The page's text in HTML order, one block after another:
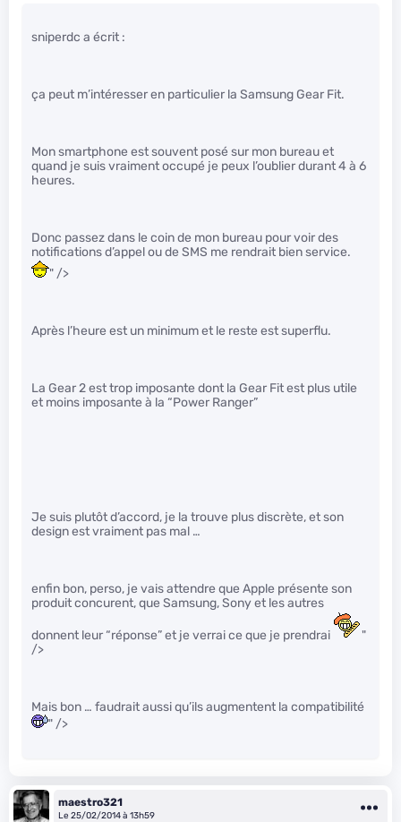
sniperdc a écrit :
ça peut m’intéresser en particulier la Samsung Gear Fit.
Mon smartphone est souvent posé sur mon bureau et
quand je suis vraiment occupé je peux l’oublier durant 4 à 6
heures.
Donc passez dans le coin de mon bureau pour voir des
notifications d’appel ou de SMS me rendrait bien service.
" />
Après l’heure est un minimum et le reste est superflu.
La Gear 2 est trop imposante dont la Gear Fit est plus utile
et moins imposante à la “Power Ranger”
Je suis plutôt d’accord, je la trouve plus discrète, et son
design est vraiment pas mal …
enfin bon, perso, je vais attendre que Apple présente son
produit concurent, que Samsung, Sony et les autres
donnent leur “réponse” et je verrai ce que je prendrai
"
/>
Mais bon … faudrait aussi qu’ils augmentent la compatibilité
" />
maestro321
Le 25/02/2014 à 13h59